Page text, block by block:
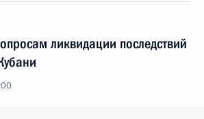
ликвидации последствий